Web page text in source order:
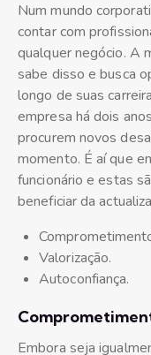
Num mundo
contar com
qualquer negócio. A
sabe disso e busca
longo de suas
empresa há dois
procurem novos
momento. É aí que
funcionário e estas
beneficiar da
Valorização.
Autoconfiança.
Embora seja